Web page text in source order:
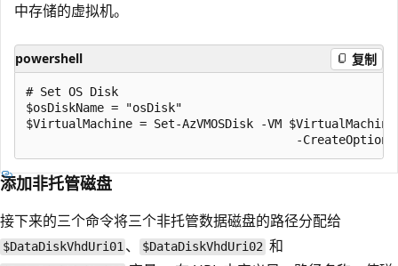
中存储的虚拟机。
powershell 复制
# Set OS Disk
$osDiskName = "osDisk"
$VirtualMachine = Set-AzVMOSDisk -VM
添加非托管磁盘
接下来的三个命令将三个非托管数据磁盘的路径分配给
$DataDiskVhdUri01 、 $DataDiskVhdUri02 和